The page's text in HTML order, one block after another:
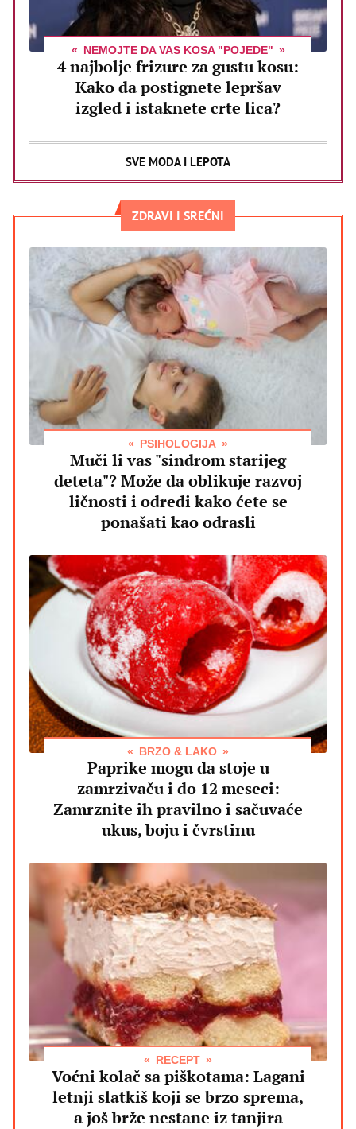
NEMOJTE DA VAS KOSA "POJEDE"
4 najbolje frizure za gustu kosu:
Kako da postignete lepršav
izgled i istaknete crte lica?
SVE MODA I LEPOTA
ZDRAVI I SREĆNI
PSIHOLOGIJA
Muči li vas "sindrom starijeg
deteta"? Može da oblikuje razvoj
ličnosti i odredi kako ćete se
ponašati kao odrasli
BRZO & LAKO
Paprike mogu da stoje u
zamrzivaču i do 12 meseci:
Zamrznite ih pravilno i sačuvaće
ukus, boju i čvrstinu
RECEPT
Voćni kolač sa piškotama: Lagani
letnji slatkiš koji se brzo sprema,
a još brže nestane iz tanjira